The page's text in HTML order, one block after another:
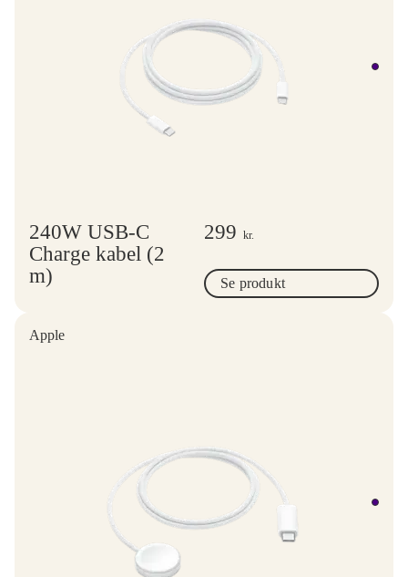
240W USB-C
Charge kabel (2
m)
299 kr.
Se produkt
Apple